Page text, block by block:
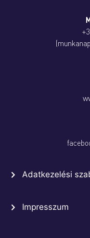
Adatkezelési
Impresszum